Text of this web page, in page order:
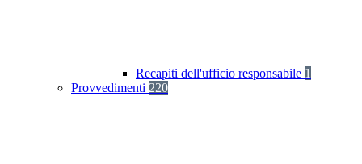
Recapiti dell'ufficio responsabile 1
Provvedimenti 220